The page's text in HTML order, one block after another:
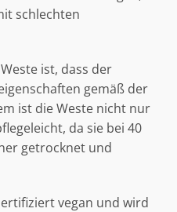
schlechten
ist, dass der
gemäß der
ist die Weste nicht nur
da sie bei 40
getrocknet und
vegan und wird